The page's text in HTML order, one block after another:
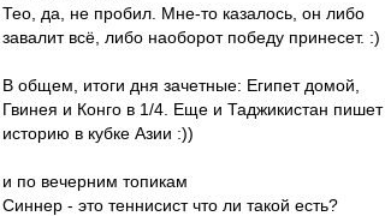
Тео, да, не пробил. Мне-то казалось, он либо
завалит всё, либо наоборот победу принесет. :)
В общем, итоги дня зачетные: Египет домой,
Гвинея и Конго в 1/4. Еще и Таджикистан пишет
историю в кубке Азии :))
и по вечерним топикам
Синнер - это теннисист что ли такой есть?